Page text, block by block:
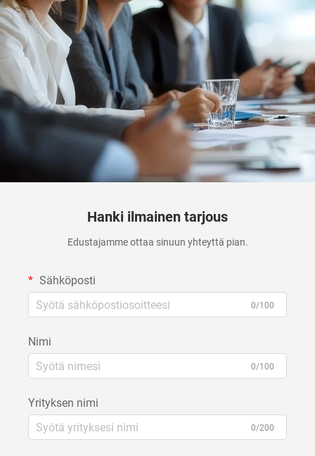
Hanki ilmainen tarjous
Edustajamme ottaa sinuun yhteyttä pian.
Sähköposti
0/100
Nimi
0/100
Yrityksen nimi
0/200